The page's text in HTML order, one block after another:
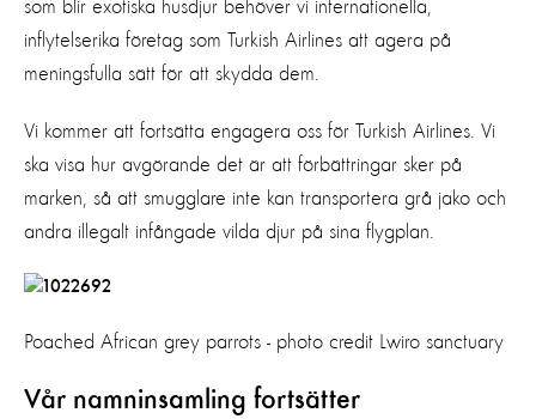
som blir exotiska husdjur behöver vi internationella,
inflytelserika företag som Turkish Airlines att agera på
meningsfulla sätt för att skydda dem.
Vi kommer att fortsätta engagera oss för Turkish Airlines. Vi
ska visa hur avgörande det är att förbättringar sker på
marken, så att smugglare inte kan transportera grå jako och
andra illegalt infångade vilda djur på sina flygplan.
Poached African grey parrots - photo credit Lwiro sanctuary
Vår namninsamling fortsätter